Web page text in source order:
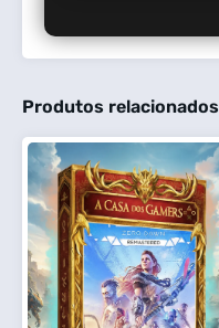
Produtos relacionados